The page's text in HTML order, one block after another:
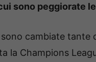
sono peggiorate
cambiate tante
la Champions